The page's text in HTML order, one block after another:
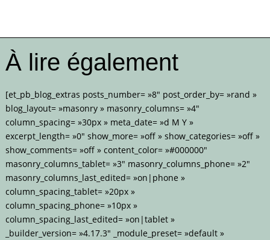
À lire également
[et_pb_blog_extras posts_number= »8″ post_order_by= »rand »
blog_layout= »masonry » masonry_columns= »4″
column_spacing= »30px » meta_date= »d M Y »
excerpt_length= »0″ show_more= »off » show_categories= »off »
show_comments= »off » content_color= »#000000″
masonry_columns_tablet= »3″ masonry_columns_phone= »2″
masonry_columns_last_edited= »on|phone »
column_spacing_tablet= »20px »
column_spacing_phone= »10px »
column_spacing_last_edited= »on|tablet »
_builder_version= »4.17.3″ _module_preset= »default »